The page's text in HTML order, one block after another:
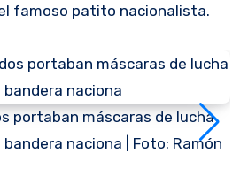
famoso patito nacionalista.
portaban máscaras de lucha
naciona | Foto: Ramón